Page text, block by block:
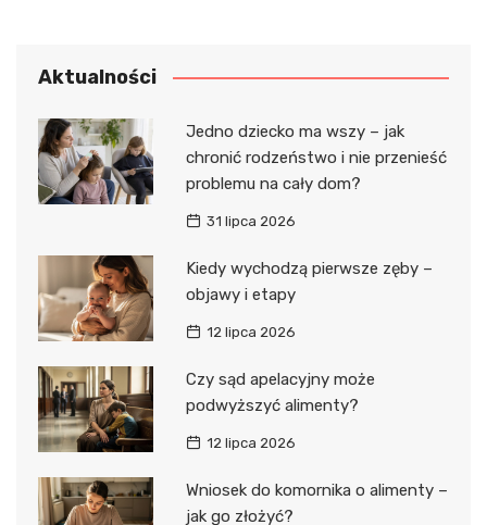
Aktualności
Jedno dziecko ma wszy – jak
chronić rodzeństwo i nie przenieść
problemu na cały dom?
31 lipca 2026
Kiedy wychodzą pierwsze zęby –
objawy i etapy
12 lipca 2026
Czy sąd apelacyjny może
podwyższyć alimenty?
12 lipca 2026
Wniosek do komornika o alimenty –
jak go złożyć?